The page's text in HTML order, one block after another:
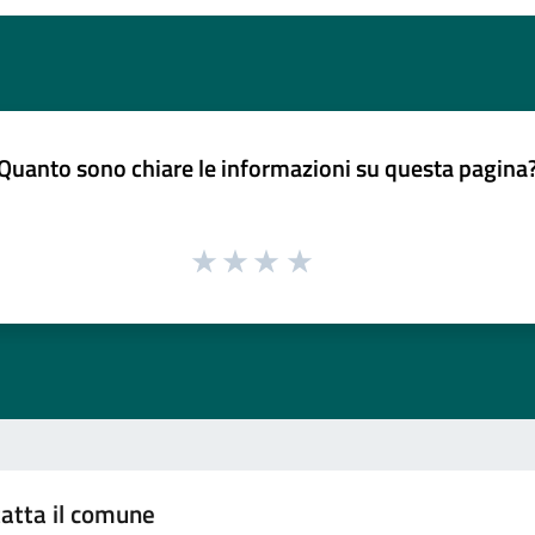
sono chiare le informazioni su questa
il comune